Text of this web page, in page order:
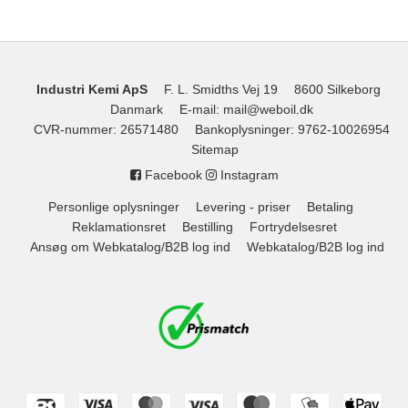
Industri Kemi ApS F. L. Smidths Vej 19
8600 Silkeborg
Danmark
E-mail: mail@weboil.dk
CVR-nummer: 26571480 Bankoplysninger: 9762-10026954
Sitemap
Facebook
Instagram
Personlige oplysninger Levering - priser
Betaling
Reklamationsret
Bestilling
Fortrydelsesret
Ansøg om Webkatalog/B2B log ind
Webkatalog/B2B log ind